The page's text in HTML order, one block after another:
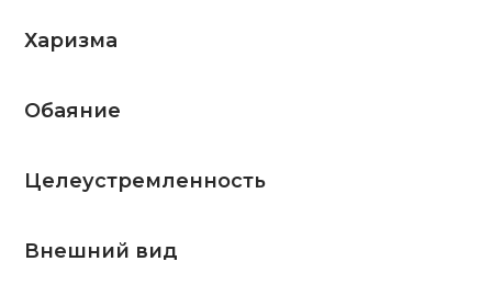
Харизма
Обаяние
Целеустремленность
Внешний вид